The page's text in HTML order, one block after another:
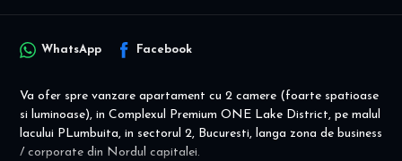
WhatsApp Facebook
Va ofer spre vanzare apartament cu 2 camere (foarte spatioase
si luminoase), in Complexul Premium ONE Lake District, pe malul
lacului PLumbuita, in sectorul 2, Bucuresti, langa zona de business
/ corporate din Nordul capitalei.